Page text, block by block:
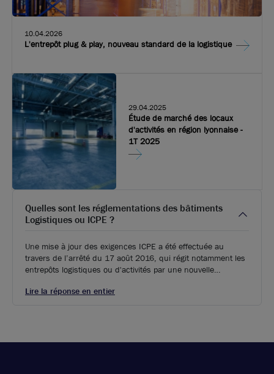
10.04.2026
L'entrepôt plug & play, nouveau standard de la logistique
29.04.2025
Étude de marché des locaux
d'activités en région lyonnaise -
1T 2025
Quelles sont les réglementations des bâtiments
Logistiques ou ICPE ?
Une mise à jour des exigences ICPE a été effectuée au
travers de l’arrêté du 17 août 2016, qui régit notamment les
entrepôts logistiques ou d'activités par une nouvelle
de l’autorisation s’ajoute désormais l’enregistrement, vers
Lire la réponse en entier